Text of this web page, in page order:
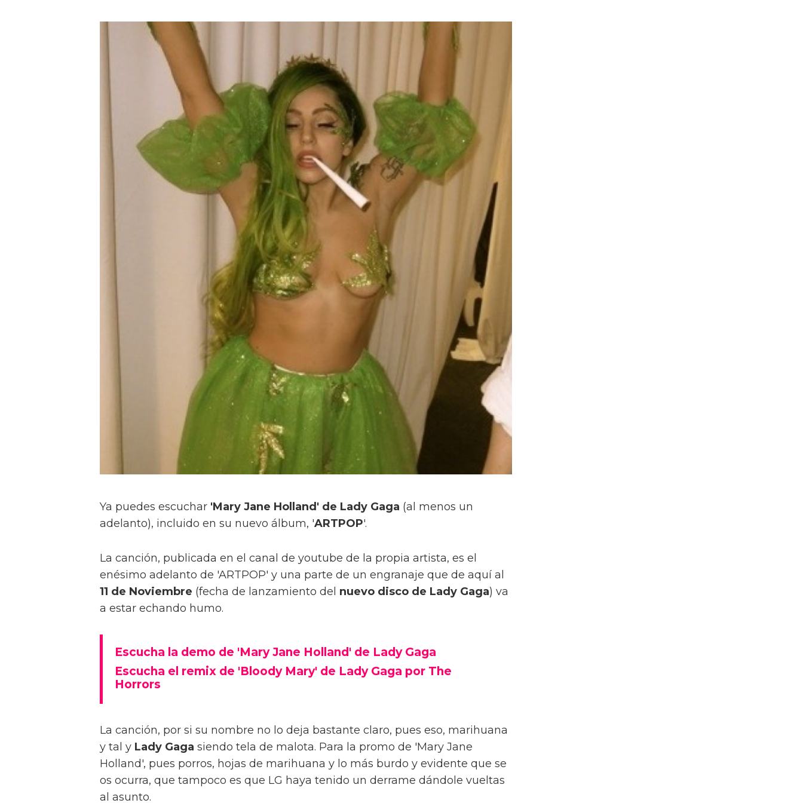
Ya puedes escuchar 'Mary Jane Holland' de Lady Gaga (al menos un
adelanto), incluido en su nuevo álbum, 'ARTPOP'.
La canción, publicada en el canal de youtube de la propia artista, es el
enésimo adelanto de 'ARTPOP' y una parte de un engranaje que de aquí al
11 de Noviembre (fecha de lanzamiento del nuevo disco de Lady Gaga) va
a estar echando humo.
Escucha la demo de 'Mary Jane Holland' de Lady Gaga
Escucha el remix de 'Bloody Mary' de Lady Gaga por The
Horrors
La canción, por si su nombre no lo deja bastante claro, pues eso, marihuana
y tal y Lady Gaga siendo tela de malota. Para la promo de 'Mary Jane
Holland', pues porros, hojas de marihuana y lo más burdo y evidente que se
os ocurra, que tampoco es que LG haya tenido un derrame dándole vueltas
al asunto.